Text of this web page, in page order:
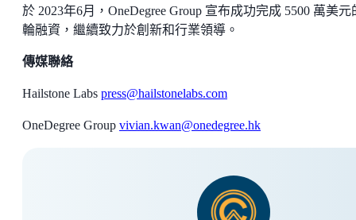
於 2023年6月，OneDegree Group 宣布成功完成 5500 萬美元
輪融資，繼續致力於創新和行業領導。
傳媒聯絡
Hailstone Labs press@hailstonelabs.com
OneDegree Group vivian.kwan@onedegree.hk